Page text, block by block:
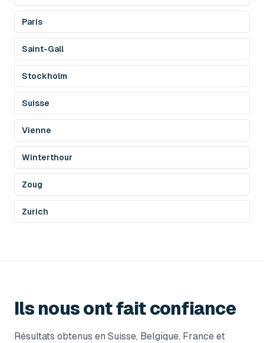
Paris
Saint-Gall
Stockholm
Suisse
Vienne
Winterthour
Zoug
Zurich
Ils nous ont fait confiance
Résultats obtenus en Suisse, Belgique, France et